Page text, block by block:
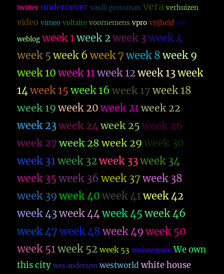
twitter undercover vasili grossman vera verhuizen
video vimeo voltaire voornemens vpro vrijheid vw
weblog week 1week 2week 3week 4
week 5 week 6 week 7 week 8 week 9
week 10 week 11week 12week 13week
14week 15 week 16 week 17 week 18
week 19 week 20 week 21week 22
week 23week 24week 25 week 26
week 27 week 28 week 29 week 30
week 31week 32week 33week 34
week 35 week 36 week 37 week 38
week 39 week 40 week 41week 42
week 43week 44week 45 week 46
week 47 week 48 week 49 week 50
week 51week 52 week 53 weissensee We own
this city wes anderson westworld white house